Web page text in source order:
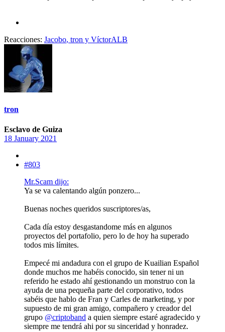
Reacciones: Jacobo, tron y VíctorALB
tron
Esclavo de Guiza
18 January 2021
#803
Mr.Scam dijo:
Ya se va calentando algún ponzero...
Buenas noches queridos suscriptores/as,
Cada día estoy desgastandome más en algunos
proyectos del portafolio, pero lo de hoy ha superado
todos mis límites.
Empecé mi andadura con el grupo de Kuailian Español
donde muchos me habéis conocido, sin tener ni un
referido he estado ahí gestionando un monstruo con la
ayuda de una pequeña parte del corporativo, todos
sabéis que hablo de Fran y Carles de marketing, y por
supuesto de mi gran amigo, compañero y creador del
grupo @criptoband a quien siempre estaré agradecido y
siempre me tendrá ahi por su sinceridad y honradez.